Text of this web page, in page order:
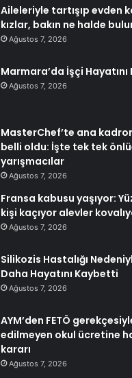
Aileleriyle tartışıp evden
kızlar, bakın ne halde
Ağustos 7, 2026
Marmara’da İşçi
Ağustos 7, 2026
MasterChef’te ana
belli oldu: İşte tek tek
yarışmacılar
Ağustos 7, 2026
Fransa kabusu yaşıyor:
kişi kaçıyor alevler
Ağustos 7, 2026
Silikozis Hastalığı
Daha Hayatını Kaybetti
Ağustos 7, 2026
AYM’den FETÖ
edilmeyen okul ücretine
kararı
Ağustos 7, 2026